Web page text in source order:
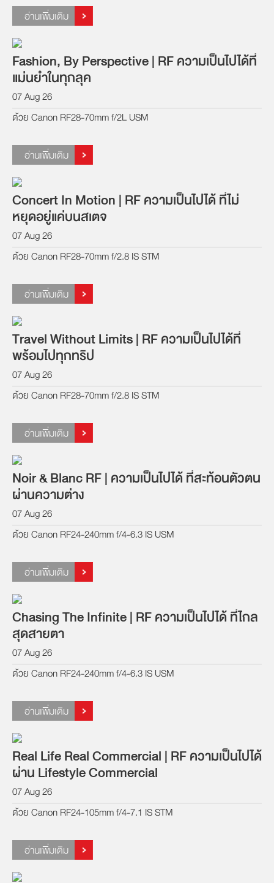
อ่านเพิ่มเติม
Fashion, By Perspective | RF ความเป็นไปได้ที่
แม่นยำในทุกลุค
07 Aug 26
ด้วย Canon RF28-70mm f/2L USM
อ่านเพิ่มเติม
Concert In Motion | RF ความเป็นไปได้ ที่ไม่
หยุดอยู่แค่บนสเตจ
07 Aug 26
ด้วย Canon RF28-70mm f/2.8 IS STM
อ่านเพิ่มเติม
Travel Without Limits | RF ความเป็นไปได้ที่
พร้อมไปทุกทริป
07 Aug 26
ด้วย Canon RF28-70mm f/2.8 IS STM
อ่านเพิ่มเติม
Noir & Blanc RF | ความเป็นไปได้ ที่สะท้อนตัวตน
ผ่านความต่าง
07 Aug 26
ด้วย Canon RF24-240mm f/4-6.3 IS USM
อ่านเพิ่มเติม
Chasing The Infinite | RF ความเป็นไปได้ ที่ไกล
สุดสายตา
07 Aug 26
ด้วย Canon RF24-240mm f/4-6.3 IS USM
อ่านเพิ่มเติม
Real Life Real Commercial | RF ความเป็นไปได้
ผ่าน Lifestyle Commercial
07 Aug 26
ด้วย Canon RF24-105mm f/4-7.1 IS STM
อ่านเพิ่มเติม